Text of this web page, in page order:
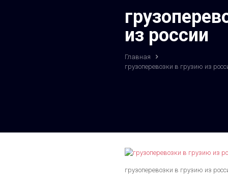
из россии
Главная
грузоперевозки в грузию из
грузоперевозки в грузию из